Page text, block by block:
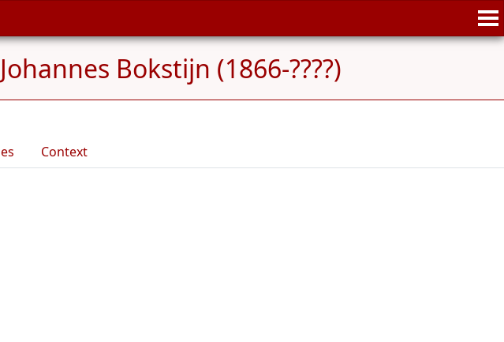
Bokstijn (1866-????)
Context